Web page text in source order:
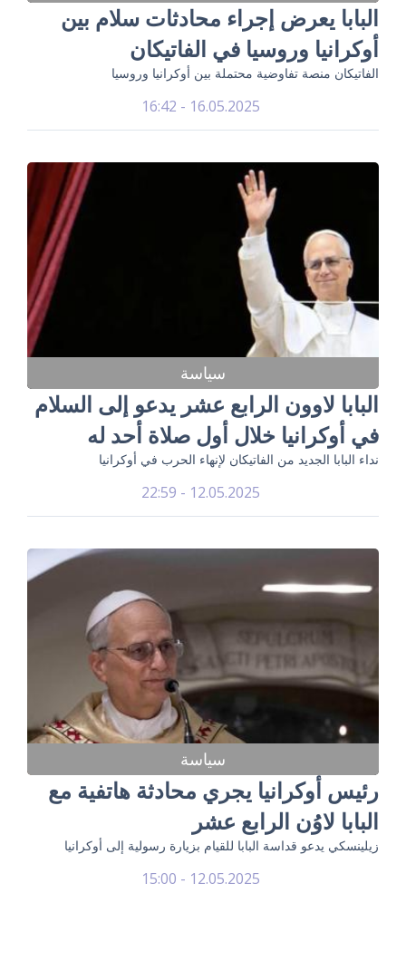
البابا يعرض إجراء محادثات سلام بين
أوكرانيا وروسيا في الفاتيكان
الفاتيكان منصة تفاوضية محتملة بين أوكرانيا وروسيا
16.05.2025 - 16:42
سياسة
البابا لاوون الرابع عشر يدعو إلى السلام
في أوكرانيا خلال أول صلاة أحد له
نداء البابا الجديد من الفاتيكان لإنهاء الحرب في أوكرانيا
12.05.2025 - 22:59
سياسة
رئيس أوكرانيا يجري محادثة هاتفية مع
البابا لاوُن الرابع عشر
زيلينسكي يدعو قداسة البابا للقيام بزيارة رسولية إلى أوكرانيا
12.05.2025 - 15:00